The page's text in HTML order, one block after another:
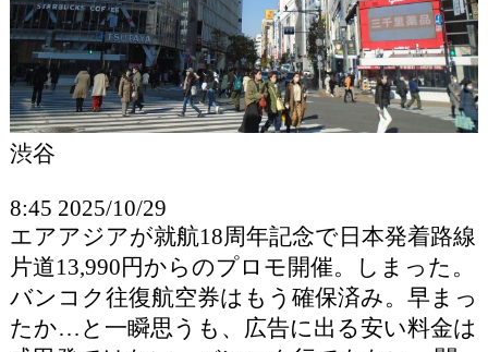
渋谷
8:45 2025/10/29
エアアジアが就航18周年記念で日本発着路線
片道13,990円からのプロモ開催。しまった。
バンコク往復航空券はもう確保済み。早まっ
たか…と一瞬思うも、広告に出る安い料金は